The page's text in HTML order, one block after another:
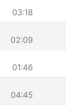
03:18
02:09
01:46
04:45